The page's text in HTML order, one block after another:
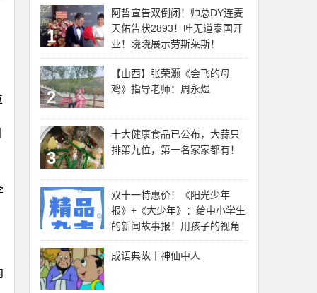
阿哲宣告双倒闭！帅总DY连麦
天佑告状2893！叶无道泰国开
业！晓晓展示劳斯莱斯！
1
【山西】张荣灏《会飞的母
鸡》指导老师：周永煜
2
十大健康食品已公布，大蒜只
排第九位，第一名家家都有！
3
双十一特惠价！《阳光少年
报》+《大少年》：给中小学生
的新闻故事报！用孩子的视角
解读新闻时事，夯实课内外知
识！
成语典故丨神仙中人